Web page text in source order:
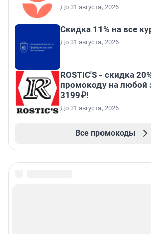
До 31 августа, 2026
Скидка 11% на все
До 31 августа, 2026
ROSTIC'S - скидка
промокоду на любой
3199₽!
До 31 августа, 2026
Все промокоды